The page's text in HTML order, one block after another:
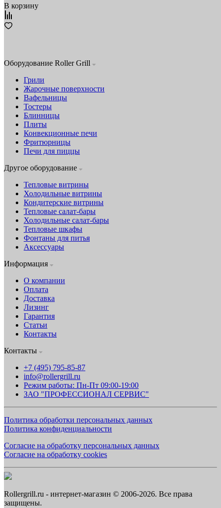
В корзину
Оборудование Roller Grill
Грили
Жарочные поверхности
Вафельницы
Тостеры
Блинницы
Плиты
Конвекционные печи
Фритюрницы
Печи для пиццы
Другое оборудование
Тепловые витрины
Холодильные витрины
Кондитерские витрины
Тепловые салат-бары
Холодильные салат-бары
Тепловые шкафы
Фонтаны для питья
Аксессуары
Информация
О компании
Оплата
Доставка
Лизинг
Гарантия
Статьи
Контакты
Контакты
+7 (495) 795-85-87
info@rollergrill.ru
Режим работы: Пн-Пт 09:00-19:00
ЗАО "ПРОФЕССИОНАЛ СЕРВИС"
Политика обработки персональных данных
Политика конфиденциальности
Согласие на обработку персональных данных
Согласие на обработку cookies
Rollergrill.ru - интернет-магазин © 2006-2026. Все права
защищены.